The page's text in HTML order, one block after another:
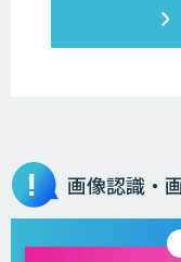
画像認識・